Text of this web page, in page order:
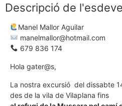
Descripció de
Manel Mallor Aguilar
manelmallor@hotmail.com
679 836 174
Hola gater@s,
La nostra excursió del dissabte
des de la vila de Vilaplana fins